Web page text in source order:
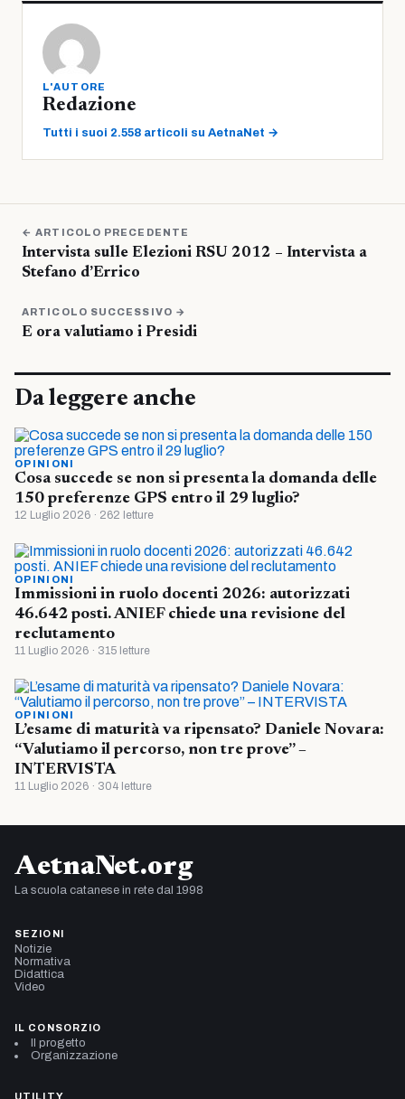
L'AUTORE
Redazione
Tutti i suoi 2.558 articoli su AetnaNet →
← ARTICOLO PRECEDENTE
Intervista sulle Elezioni RSU 2012 – Intervista a
Stefano d’Errico
ARTICOLO SUCCESSIVO →
E ora valutiamo i Presidi
Da leggere anche
OPINIONI
Cosa succede se non si presenta la domanda delle
150 preferenze GPS entro il 29 luglio?
12 Luglio 2026 · 262 letture
OPINIONI
Immissioni in ruolo docenti 2026: autorizzati
46.642 posti. ANIEF chiede una revisione del
reclutamento
11 Luglio 2026 · 315 letture
OPINIONI
L’esame di maturità va ripensato? Daniele Novara:
“Valutiamo il percorso, non tre prove” –
INTERVISTA
11 Luglio 2026 · 304 letture
AetnaNet.org
La scuola catanese in rete dal 1998
SEZIONI
Notizie
Normativa
Didattica
Video
IL CONSORZIO
Il progetto
Organizzazione
UTILITY